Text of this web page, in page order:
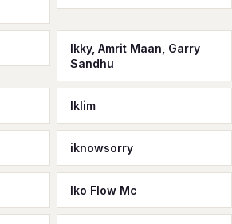
Ikky, Amrit Maan, Garry
Sandhu
Iklim
iknowsorry
Iko Flow Mc